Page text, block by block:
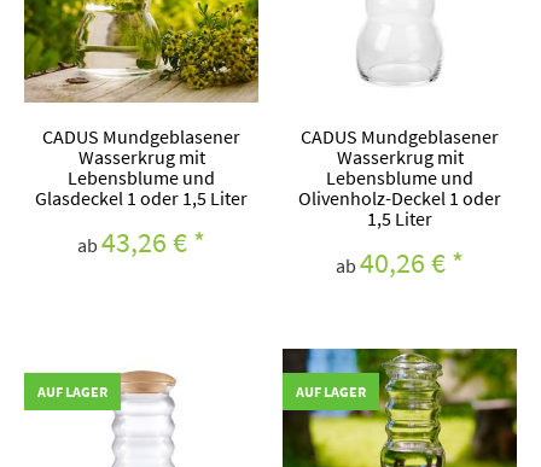
CADUS Mundgeblasener
Wasserkrug mit
Lebensblume und
Glasdeckel 1 oder 1,5 Liter
ab 43,26 €*
CADUS Mundgeblasener
Wasserkrug mit
Lebensblume und
Olivenholz-Deckel 1 oder
1,5 Liter
ab 40,26 €*
AUF LAGER AUF LAGER